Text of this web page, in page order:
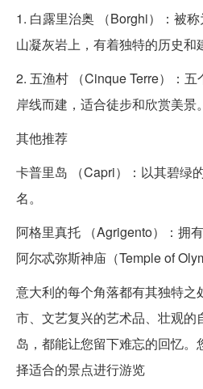
1. 白露里治奥 （Borghi）：被称
山凝灰岩上，有着独特的历史和
2. 五渔村 （Cinque Terre）：
岸线而建，适合徒步和欣赏美景。
其他推荐
卡普里岛 （Capri）：以其碧绿
名。
阿格里真托 （Agrigento）：拥
阿尔忒弥斯神庙（Temple of
意大利的每个角落都有其独特之
市、文艺复兴的艺术品、壮观的
岛，都能让您留下难忘的回忆
择适合的景点进行游览